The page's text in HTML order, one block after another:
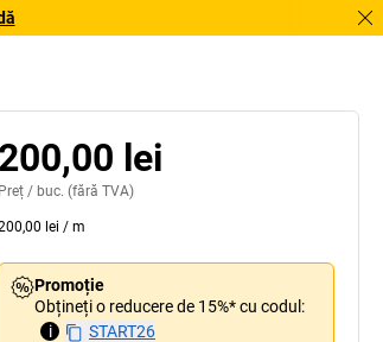
200,00 lei
Preț / buc. (fără TVA)
lei / m
Promoție
Obțineți o reducere de 15%* cu codul:
i
START26